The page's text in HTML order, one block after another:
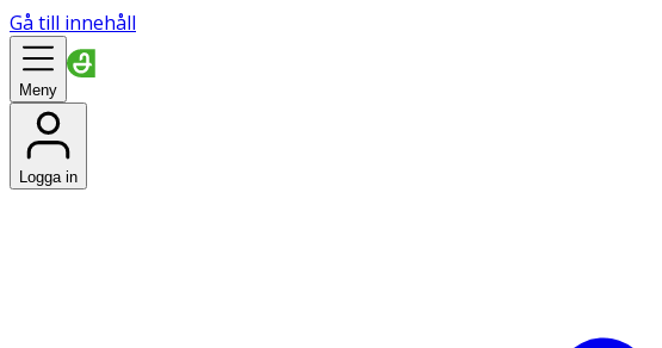
Gå till innehåll
Meny
Logga in